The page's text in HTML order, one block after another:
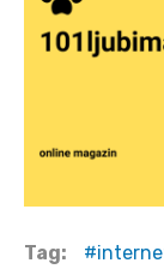
Tag: